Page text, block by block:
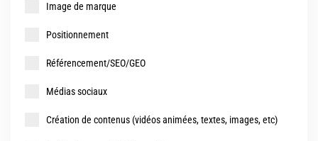
Image de marque
Positionnement
Référencement/SEO/GEO
Médias sociaux
Création de contenus (vidéos animées, textes, images, etc)